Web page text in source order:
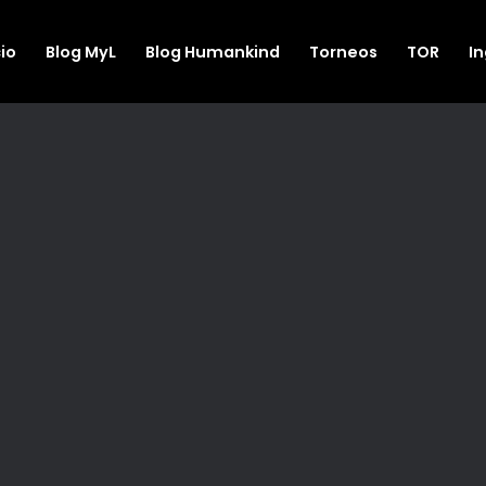
Blog MyL Blog Humankind Torneos TOR